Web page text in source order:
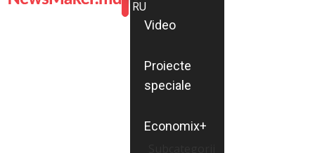
RU
Video
Proiecte
speciale
Economix+